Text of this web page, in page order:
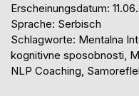
Erscheinungsdatum:
Sprache: Serbisch
Schlagworte: Mentalna
kognitivne sposobnosti,
NLP Coaching,